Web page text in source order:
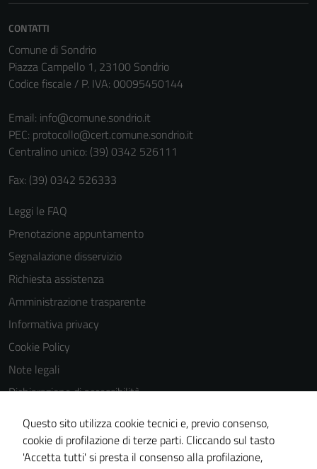
CONTATTI
Comune di Sondrio
Piazza Campello 1, 23100 Sondrio
Codice fiscale / P. IVA: 00095450144
Email: info@comune.sondrio.it
PEC: protocollo@cert.comune.sondrio.it
Centralino unico: (39) 0342 526111
Fax: (39) 0342 526333
Leggi le FAQ
Prenotazione appuntamento
Segnalazione disservizio
Richiesta assistenza
Amministrazione trasparente
Informativa privacy
Cookie Policy
Note legali
Dichiarazione di accessibilità
Dichiarazione di accessibilità Servizi
Whistleblowing
Piano di miglioramento del sito
Questo sito utilizza cookie tecnici e, previo consenso,
cookie di profilazione di terze parti. Cliccando sul tasto
'Accetta tutti' si presta il consenso alla profilazione,